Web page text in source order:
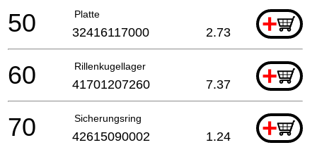
Platte +
50 32416117000 2.73
Rillenkugellager +
60 41701207260 7.37
Sicherungsring +
70 42615090002 1.24